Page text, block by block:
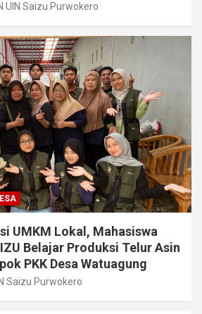
UIN Saizu Purwokero
UMKM Lokal, Mahasiswa
Belajar Produksi Telur Asin
PKK Desa Watuagung
Saizu Purwokero